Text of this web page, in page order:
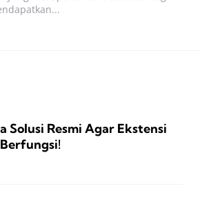
Solusi Resmi Agar Ekstensi